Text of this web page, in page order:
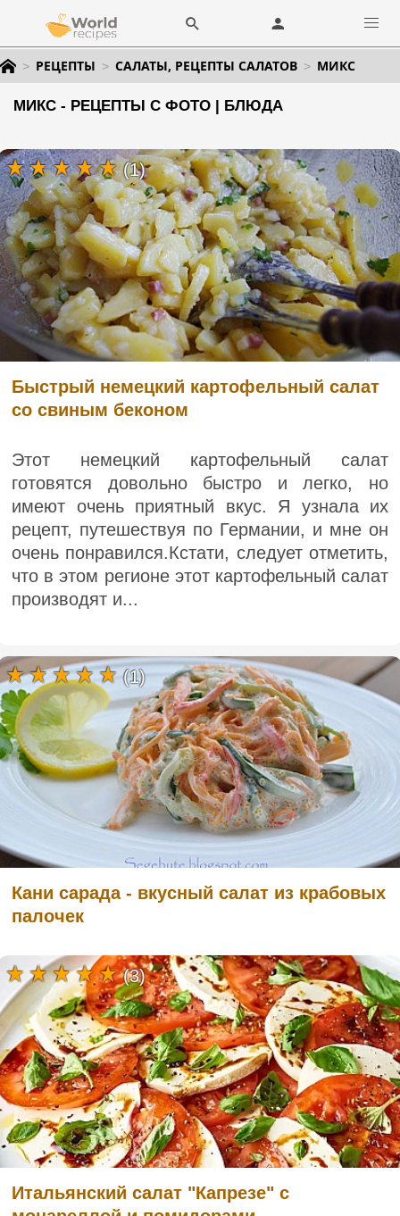
РЕЦЕПТЫ САЛАТЫ, РЕЦЕПТЫ САЛАТОВ МИКС
МИКС - РЕЦЕПТЫ С ФОТО | БЛЮДА
Быстрый немецкий картофельный салат
со свиным беконом
Этот немецкий картофельный салат
готовятся довольно быстро и легко, но
имеют очень приятный вкус. Я узнала их
рецепт, путешествуя по Германии, и мне он
очень понравился.Кстати, следует отметить,
что в этом регионе этот картофельный салат
производят и...
(1)
Кани сарада - вкусный салат из крабовых
палочек
(1)
Итальянский салат "Капрезе" с
(3)